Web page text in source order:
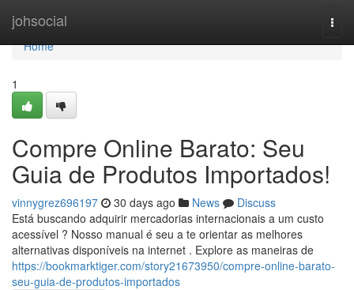
johsocial
Home
Home
1
Compre Online Barato: Seu
Guia de Produtos Importados!
vinnygrez696197 30 days ago News
Discuss
Está buscando adquirir mercadorias internacionais a um custo
acessível ? Nosso manual é seu a te orientar as melhores
alternativas disponíveis na internet . Explore as maneiras de
https://bookmarktiger.com/story21673950/compre-online-barato-
seu-guia-de-produtos-importados